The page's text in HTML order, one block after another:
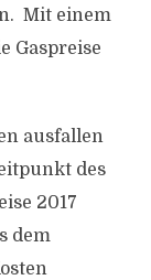
Mit einem
Gaspreise
ausfallen
des
2017
dem